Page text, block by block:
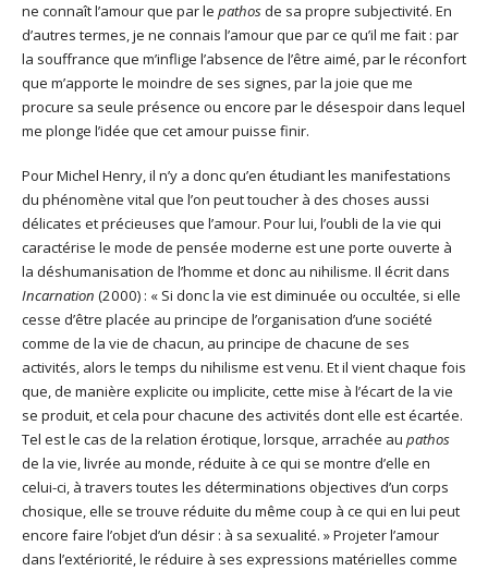
ne connaît l’amour que par le pathosde sa propre subjectivité. En
d’autres termes, je ne connais l’amour que par ce qu’il me fait : par
la souffrance que m’inflige l’absence de l’être aimé, par le réconfort
que m’apporte le moindre de ses signes, par la joie que me
procure sa seule présence ou encore par le désespoir dans lequel
me plonge l’idée que cet amour puisse finir.
Pour Michel Henry, il n’y a donc qu’en étudiant les manifestations
du phénomène vital que l’on peut toucher à des choses aussi
délicates et précieuses que l’amour. Pour lui, l’oubli de la vie qui
caractérise le mode de pensée moderne est une porte ouverte à
la déshumanisation de l’homme et donc au nihilisme. Il écrit dans
Incarnation (2000) : « Si donc la vie est diminuée ou occultée, si elle
cesse d’être placée au principe de l’organisation d’une société
comme de la vie de chacun, au principe de chacune de ses
activités, alors le temps du nihilisme est venu. Et il vient chaque fois
que, de manière explicite ou implicite, cette mise à l’écart de la vie
se produit, et cela pour chacune des activités dont elle est écartée.
Tel est le cas de la relation érotique, lorsque, arrachée au pathos
de la vie, livrée au monde, réduite à ce qui se montre d’elle en
celui-ci, à travers toutes les déterminations objectives d’un corps
chosique, elle se trouve réduite du même coup à ce qui en lui peut
encore faire l’objet d’un désir : à sa sexualité. » Projeter l’amour
dans l’extériorité, le réduire à ses expressions matérielles comme